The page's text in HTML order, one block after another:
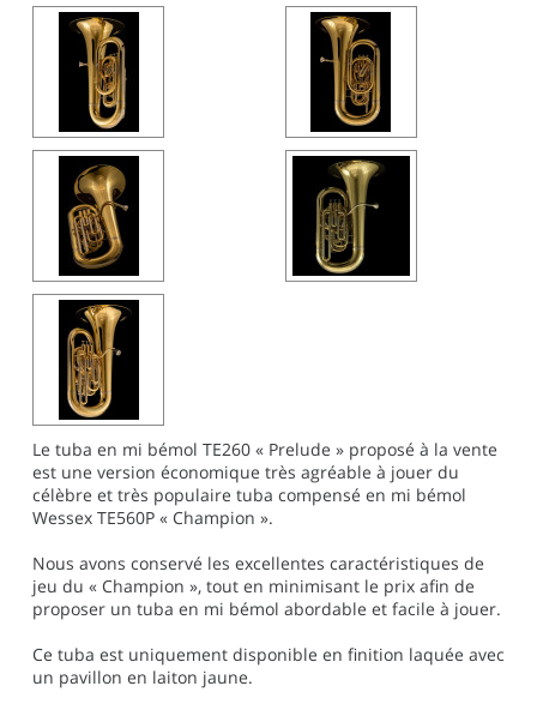
Le tuba en mi bémol TE260 « Prelude » proposé à la vente
est une version économique très agréable à jouer du
célèbre et très populaire tuba compensé en mi bémol
Wessex TE560P « Champion ».
Nous avons conservé les excellentes caractéristiques de
jeu du « Champion », tout en minimisant le prix afin de
proposer un tuba en mi bémol abordable et facile à jouer.
Ce tuba est uniquement disponible en finition laquée avec
un pavillon en laiton jaune.